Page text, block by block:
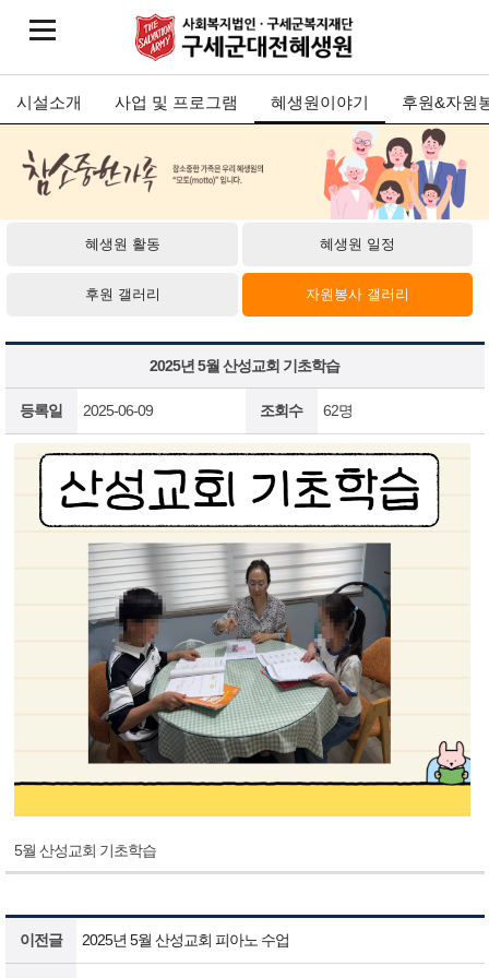
시설소개 사업 및 프로그램 혜생원이야기 후원&자원
혜생원 활동 혜생원 일정
후원 갤러리 자원봉사 갤러리
2025년 5월 산성교회 기초학습
등록일 2025-06-09 조회수 62명
5월 산성교회 기초학습
이전글 2025년 5월 산성교회 피아노 수업